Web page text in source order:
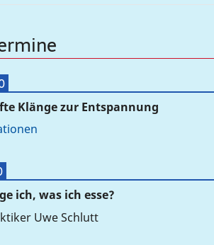
Klänge zur Entspannung
ich, was ich esse?
Uwe Schlutt